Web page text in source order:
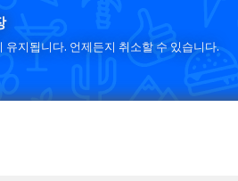
지됩니다. 언제든지 취소할 수 있습니다.